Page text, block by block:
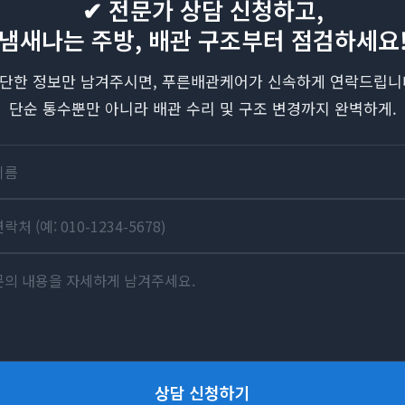
✔ 전문가 상담 신청하고,
새나는 주방, 배관 구조부터 점검하세
한 정보만 남겨주시면, 푸른배관케어가 신속하게 연락드립
단순 통수뿐만 아니라 배관 수리 및 구조 변경까지 완벽하게.
상담 신청하기